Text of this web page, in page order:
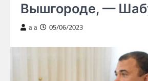
Вышгороде, —
a a 05/06/2023